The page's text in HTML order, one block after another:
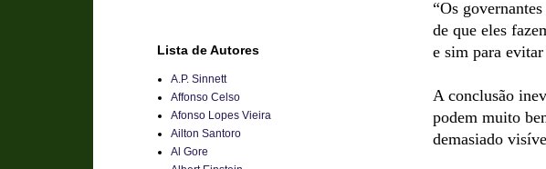
“Os
de que eles
e sim para
A conclusão
podem muito
demasiado
Lista de Autores
A.P. Sinnett
Affonso Celso
Afonso Lopes Vieira
Ailton Santoro
Al Gore